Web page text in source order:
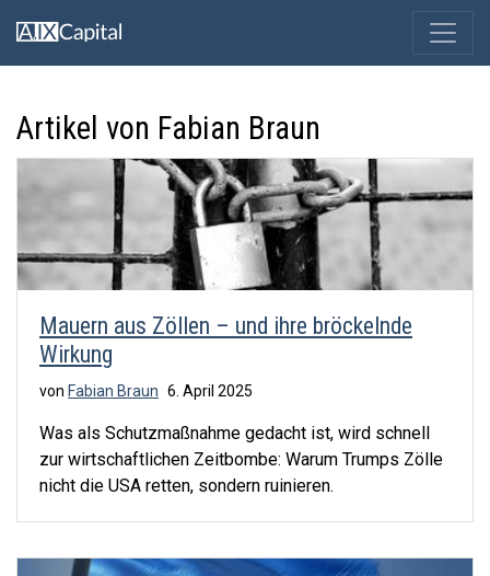
Artikel von Fabian Braun
Mauern aus Zöllen – und ihre bröckelnde
Wirkung
von Fabian Braun 6. April 2025
Was als Schutzmaßnahme gedacht ist, wird schnell
zur wirtschaftlichen Zeitbombe: Warum Trumps Zölle
nicht die USA retten, sondern ruinieren.